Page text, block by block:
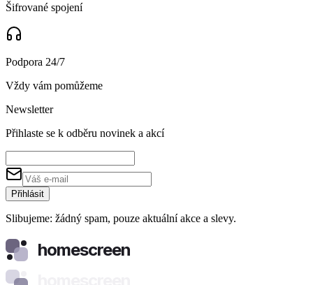
Šifrované spojení
Podpora 24/7
Vždy vám pomůžeme
Newsletter
Přihlaste se k odběru novinek a akcí
Přihlásit
Slibujeme: žádný spam, pouze aktuální akce a slevy.
homescreen